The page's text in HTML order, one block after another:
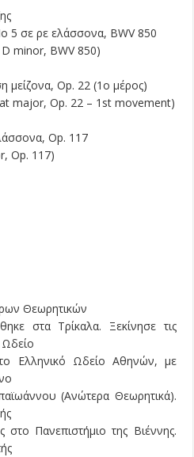
5 σε ρε ελάσσονα, BWV 850
minor, BWV 850)
μείζονα, Op. 22 (1ο μέρος)
major, Op. 22 – 1st movement)
Op. 117
Op. 117)
Θεωρητικών
στα Τρίκαλα. Ξεκίνησε τις
Ελληνικό Ωδείο Αθηνών, με
(Ανώτερα Θεωρητικά).
στο Πανεπιστήμιο της Βιέννης.